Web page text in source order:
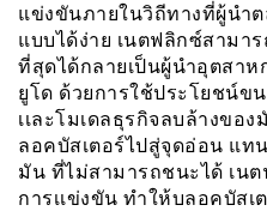
แข่งขันภายในวิถีทางที่ผู้นำ
แบบได้ง่าย เนตฟลิกซ์สามา
ที่สุดได้กลายเป็นผู้นำอุตสา
ยูโด ด้วยการใช้ประโยชน์ข
เเละโมเดลธุรกิจลบล้างขอ
ลอคบัสเตอร์ไปสู่จุดอ่อน แท
มัน ที่ไม่สามารถชนะได้ เน
การเเข่งขัน ทำให้บลอคบัส